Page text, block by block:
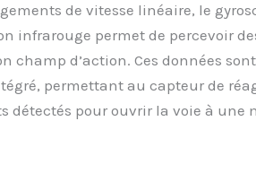
de vitesse linéaire, le
infrarouge permet de percevoir
champ d’action. Ces données
permettant au capteur de
détectés pour ouvrir la voie à une